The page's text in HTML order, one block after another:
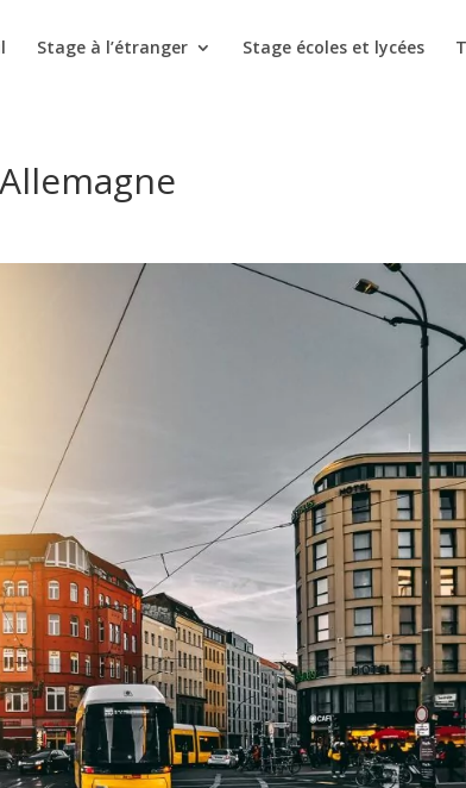
Stage à l’étranger Stage écoles et lycées